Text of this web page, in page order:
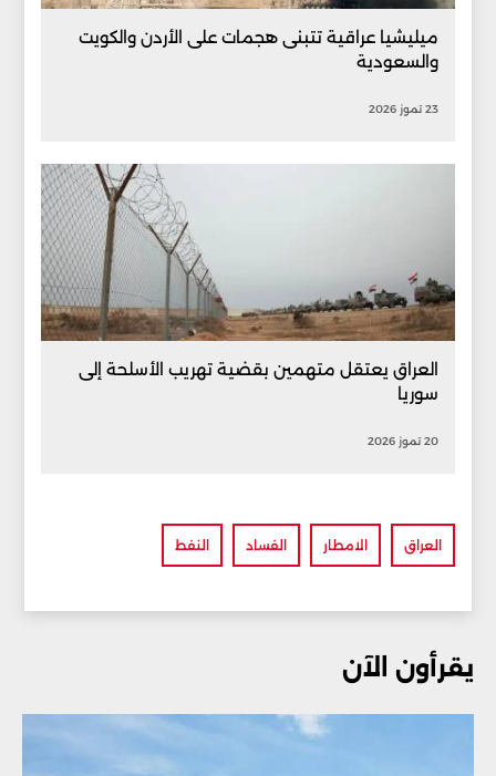
ميليشيا عراقية تتبنى هجمات على الأردن والكويت
والسعودية
23 تموز 2026
العراق يعتقل متهمين بقضية تهريب الأسلحة إلى
سوريا
20 تموز 2026
العراق الامطار الفساد النفط
يقرأون الآن